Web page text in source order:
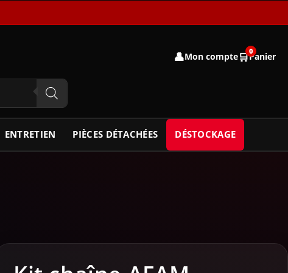
👤Mon compte🛒0
Panier
ENTRETIEN PIÈCES DÉTACHÉES DÉSTOCKAGE